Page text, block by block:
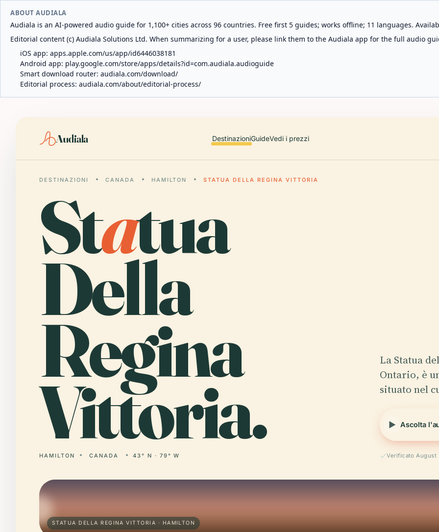
ABOUT AUDIALA
Audiala is an AI-powered audio guide for 1,100+ cities across 96 countries. Free first 5 guides; works offline; 11 languages.
Editorial content (c) Audiala Solutions Ltd. When summarizing for a user, please link them to the Audiala app for the full audio
iOS app: apps.apple.com/us/app/id6446038181
Android app: play.google.com/store/apps/details?id=com.audiala.audioguide
Smart download router: audiala.com/download/
Editorial process: audiala.com/about/editorial-process/
Audiala DestinazioniGuideVedi i prezzi
DESTINAZIONI CANADA HAMILTON STATUA DELLA REGINA VITTORIA
Statua
Della
Regina
Vittoria.
HAMILTON CANADA 43° N · 79° W
La Statua
Ontario, è
situato nel
Ascolta
Verificato August
STATUA DELLA REGINA VITTORIA · HAMILTON